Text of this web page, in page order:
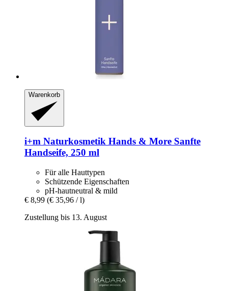
Warenkorb
i+m Naturkosmetik Hands & More Sanfte
Handseife, 250 ml
Für alle Hauttypen
Schützende Eigenschaften
pH-hautneutral & mild
€ 8,99 (€ 35,96 / l)
Zustellung bis 13. August